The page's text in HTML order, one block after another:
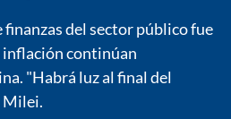
finanzas del sector público fue
inflación continúan
"Habrá luz al final del
Milei.